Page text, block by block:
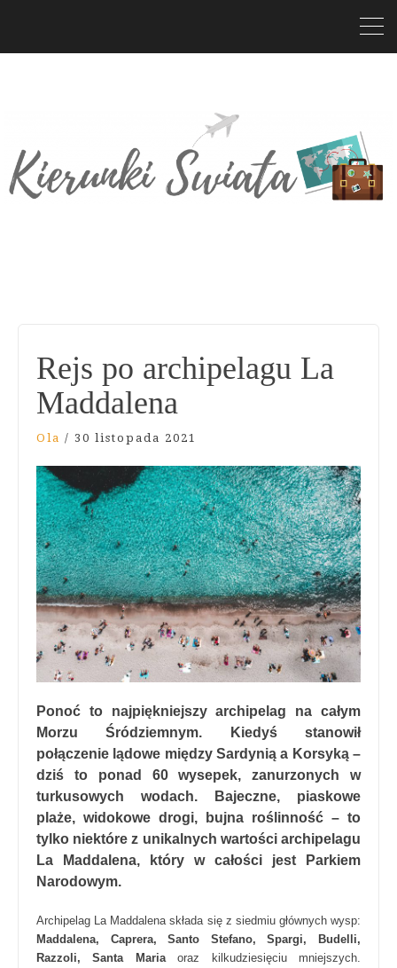
Rejs po archipelagu La
Maddalena
Ola / 30 listopada 2021
Ponoć to najpiękniejszy archipelag na całym
Morzu Śródziemnym. Kiedyś stanowił
połączenie lądowe między Sardynią a Korsyką –
dziś to ponad 60 wysepek, zanurzonych w
turkusowych wodach. Bajeczne, piaskowe
plaże, widokowe drogi, bujna roślinność – to
tylko niektóre z unikalnych wartości archipelagu
La Maddalena, który w całości jest Parkiem
Narodowym.
Archipelag La Maddalena składa się z siedmiu głównych wysp:
Maddalena, Caprera, Santo Stefano, Spargi, Budelli,
Razzoli, Santa Mariaoraz kilkudziesięciu mniejszych.